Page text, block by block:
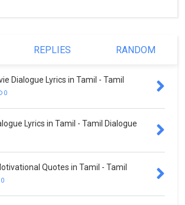
REPLIES RANDOM
Dialogue Lyrics in Tamil - Tamil
0
Lyrics in Tamil - Tamil Dialogue
Quotes in Tamil - Tamil
0